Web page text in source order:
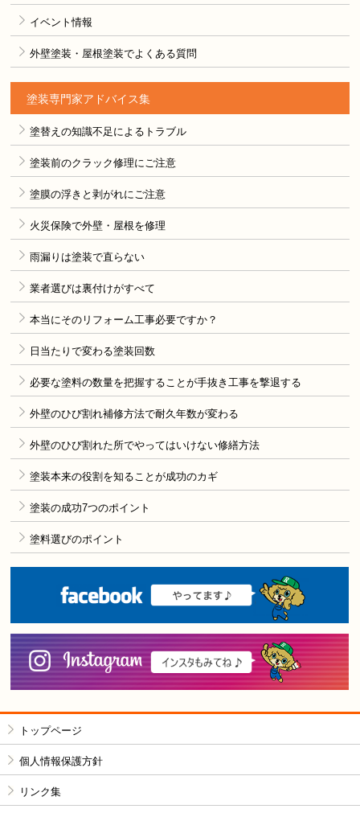
イベント情報
外壁塗装・屋根塗装でよくある質問
塗装専門家アドバイス集
塗替えの知識不足によるトラブル
塗装前のクラック修理にご注意
塗膜の浮きと剥がれにご注意
火災保険で外壁・屋根を修理
雨漏りは塗装で直らない
業者選びは裏付けがすべて
本当にそのリフォーム工事必要ですか？
日当たりで変わる塗装回数
必要な塗料の数量を把握することが手抜き工事を撃退する
外壁のひび割れ補修方法で耐久年数が変わる
外壁のひび割れた所でやってはいけない修繕方法
塗装本来の役割を知ることが成功のカギ
塗装の成功7つのポイント
塗料選びのポイント
トップページ
個人情報保護方針
リンク集